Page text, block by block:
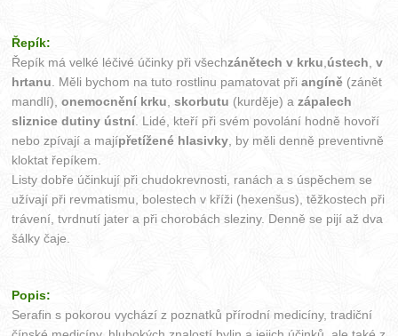
Řepík:
Řepík má velké léčivé účinky při všechzánětech v krku,ústech,v
hrtanu. Měli bychom na tuto rostlinu pamatovat přiangíně (zánět
mandlí),onemocnění krku,skorbutu (kurděje) azápalech
sliznice dutiny ústní. Lidé, kteří při svém povolání hodně hovoří
nebo zpívají a majípřetížené hlasivky, by měli denně preventivně
kloktat řepíkem.
Listy dobře účinkují při chudokrevnosti, ranách a s úspěchem se
užívají při revmatismu, bolestech v kříži (hexenšus), těžkostech při
trávení, tvrdnutí jater a při chorobách sleziny. Denně se pijí až dva
šálky čaje.
Popis:
Serafin s pokorou vychází z poznatků přírodní medicíny, tradiční